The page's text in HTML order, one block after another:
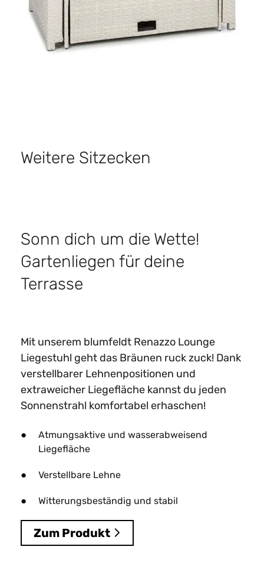
Weitere Sitzecken
Sonn dich um die Wette! ​
Gartenliegen für deine
Terrasse​
Mit unserem blumfeldt Renazzo Lounge
Liegestuhl geht das Bräunen ruck zuck! Dank
verstellbarer Lehnenpositionen und
extraweicher Liegefläche kannst du jeden
Sonnenstrahl komfortabel erhaschen!
Atmungsaktive und wasserabweisend
Liegefläche
Verstellbare Lehne
Witterungsbeständig und stabil
Zum Produkt